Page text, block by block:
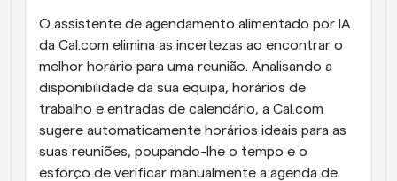
O assistente de agendamento alimentado por IA
da Cal.com elimina as incertezas ao encontrar o
melhor horário para uma reunião. Analisando a
disponibilidade da sua equipa, horários de
trabalho e entradas de calendário, a Cal.com
sugere automaticamente horários ideais para as
suas reuniões, poupando-lhe o tempo e o
esforço de verificar manualmente a agenda de